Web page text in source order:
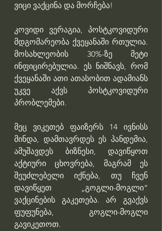
ვიცი ვაქცინა და მორჩება!
კოვიდი ვერაგია, პოსტკოვიდური
მდგომარეობა ქვეყანაში რთულია.
მოსახლეობის 30%-ზე მეტი
ინფიცირებულია. ეს ნიშნავს, რომ
ქვეყანაში ათი ათასობით ადამიანს
უკვე აქვს პოსტკოვიდური
პრობლემები.
მეც ვიკეთებ ფაიზერს 14 ივნისს
მინდა, დამთავრდეს ეს პანდემია,
ამუშავდეს ბიზნესი, დავიწყოთ
აქტიური ცხოვრება, მაგრამ ეს
შეუძლებელი იქნება, თუ ჩვენ
დავიწყეთ „გოგლი-მოგლი“
ვაქცინების გაკეთება. არ გვაქვს
ფუფუნება, გოგლი-მოგლი
გავიკეთოთ.